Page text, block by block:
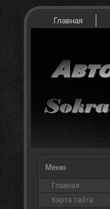
Главная
Меню
Главная
Карта сайта